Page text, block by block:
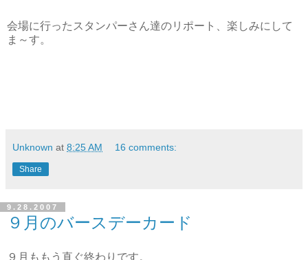
会場に行ったスタンパーさん達のリポート、楽しみにして
ま～す。
Unknown at 8:25 AM 16 comments:
Share
9.28.2007
９月のバースデーカード
９月ももう直ぐ終わりです。